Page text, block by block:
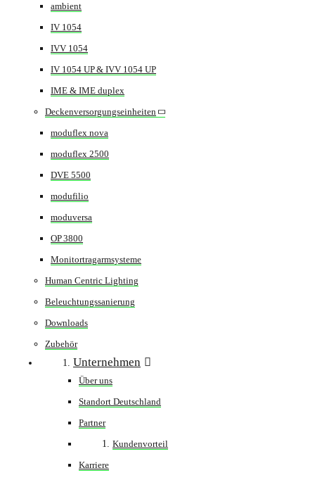
ambient
IV 1054
IVV 1054
IV 1054 UP & IVV 1054 UP
IME & IME duplex
Deckenversorgungseinheiten
moduflex nova
moduflex 2500
DVE 5500
modufilio
moduversa
OP 3800
Monitortragarmsysteme
Human Centric Lighting
Beleuchtungssanierung
Downloads
Zubehör
Unternehmen
Über uns
Standort Deutschland
Partner
Kundenvorteil
Karriere